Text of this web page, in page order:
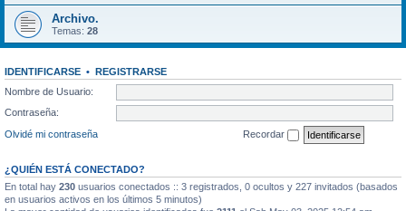
Archivo.
Temas: 28
IDENTIFICARSE • REGISTRARSE
Nombre de Usuario:
Contraseña:
Olvidé mi contraseña
Recordar
¿QUIÉN ESTÁ CONECTADO?
En total hay 230 usuarios conectados :: 3 registrados, 0 ocultos y 227 invitados (basados
en usuarios activos en los últimos 5 minutos)